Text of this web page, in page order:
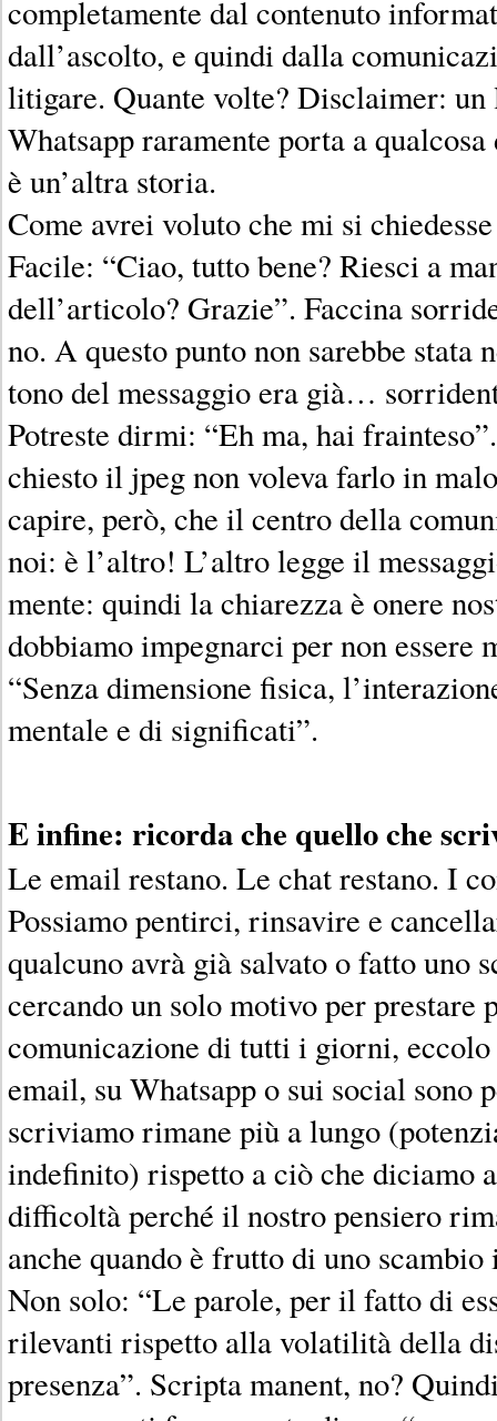
completamente dal contenuto
dall’ascolto, e quindi dalla
litigare. Quante volte? Disclaimer:
Whatsapp raramente porta a
è un’altra storia.
Come avrei voluto che mi si
Facile: “Ciao, tutto bene? Riesci a
dell’articolo? Grazie”. Faccina
no. A questo punto non sarebbe stata
tono del messaggio era già…
Potreste dirmi: “Eh ma, hai
chiesto il jpeg non voleva farlo in
capire, però, che il centro della
noi: è l’altro! L’altro legge il
mente: quindi la chiarezza è onere
dobbiamo impegnarci per non essere
“Senza dimensione fisica,
mentale e di significati”.
E infine: ricorda che quello che
Le email restano. Le chat restano. I
Possiamo pentirci, rinsavire e
qualcuno avrà già salvato o fatto uno
cercando un solo motivo per prestare
comunicazione di tutti i giorni,
email, su Whatsapp o sui social sono
scriviamo rimane più a lungo
indefinito) rispetto a ciò che diciamo
difficoltà perché il nostro pensiero
anche quando è frutto di uno
Non solo: “Le parole, per il fatto di
rilevanti rispetto alla volatilità della
presenza”. Scripta manent, no?